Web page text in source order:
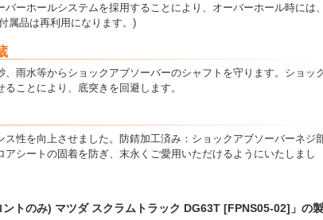
ーホールシステムを採用することにより、オーバーホール時には
属品は再利用になります。)
雨水等からショックアブソーバーのシャフトを守ります。ショッ
ことにより、底突きを回避します。
性を向上させました。防錆加工済み：ショックアブソーバーネジ
シートの固着を防ぎ、末永くご愛用いただけるようにいたしまし
トのみ) マツダ スクラムトラック DG63T [FPNS05-02]」の